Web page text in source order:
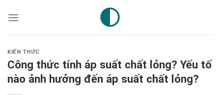
KIẾN THỨC
Công thức tính áp suất chất lỏng? Yếu tố
nào ảnh hưởng đến áp suất chất lỏng?